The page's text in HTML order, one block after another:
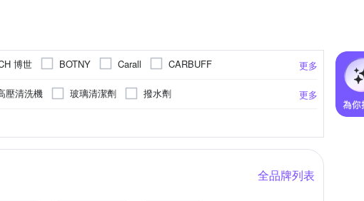
更多
博世 BOTNY Carall
CARBUFF
KARCHER 凱馳
KEROPUR 快樂跑
SECAR SHELL 殼牌 Soft99
SONAX
更多
壓清洗機 玻璃清潔劑
撥水劑
清潔刷 省油用品 車用收納用品
打蠟機
全品牌列表